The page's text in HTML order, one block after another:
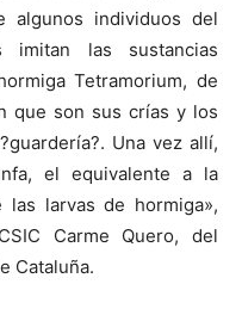
algunos individuos del
imitan las sustancias
Tetramorium, de
que son sus crías y los
Una vez allí,
el equivalente a la
larvas de hormiga»,
Carme Quero, del
Cataluña.